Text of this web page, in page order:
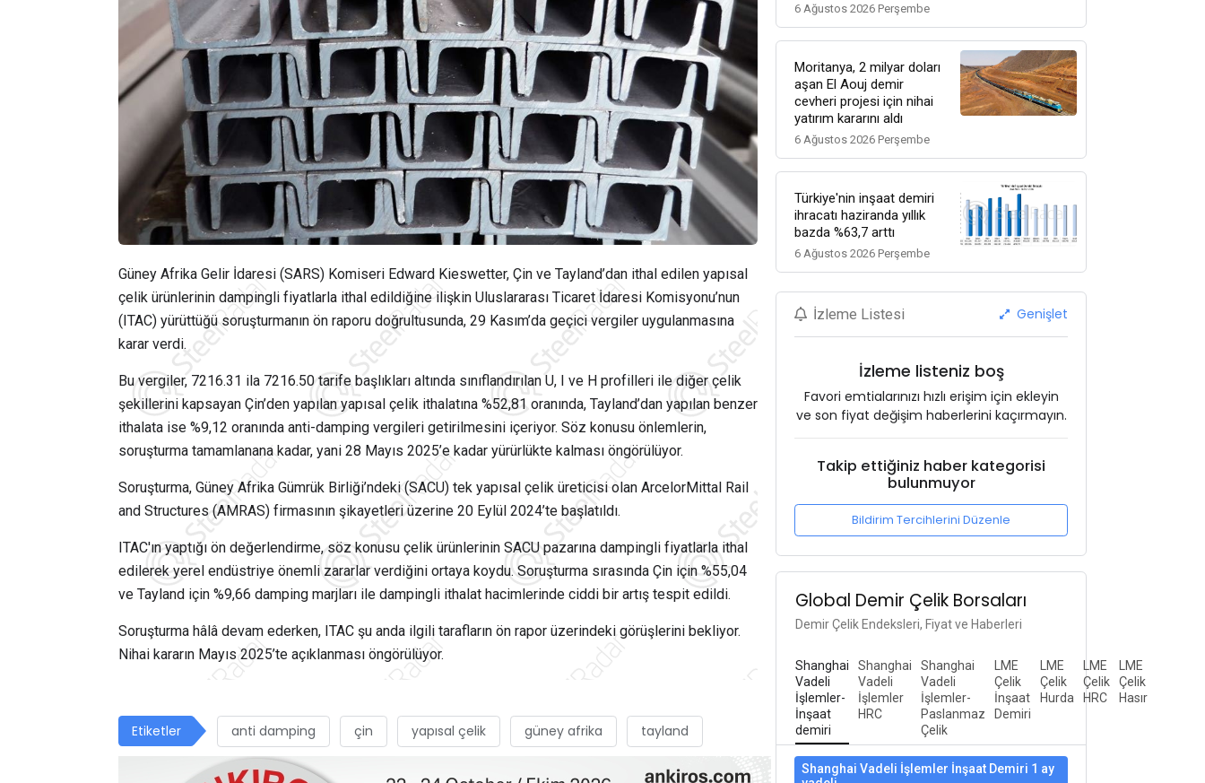
Güney Afrika Gelir İdaresi (SARS) Komiseri Edward Kieswetter, Çin ve Tayland’dan ithal edilen yapısal
çelik ürünlerinin dampingli fiyatlarla ithal edildiğine ilişkin Uluslararası Ticaret İdaresi Komisyonu’nun
(ITAC) yürüttüğü soruşturmanın ön raporu doğrultusunda, 29 Kasım’da geçici vergiler uygulanmasına
karar verdi.
Bu vergiler, 7216.31 ila 7216.50 tarife başlıkları altında sınıflandırılan U, I ve H profilleri ile diğer çelik
şekillerini kapsayan Çin’den yapılan yapısal çelik ithalatına %52,81 oranında, Tayland’dan yapılan benzer
ithalata ise %9,12 oranında anti-damping vergileri getirilmesini içeriyor. Söz konusu önlemlerin,
soruşturma tamamlanana kadar, yani 28 Mayıs 2025’e kadar yürürlükte kalması öngörülüyor.
Soruşturma, Güney Afrika Gümrük Birliği’ndeki (SACU) tek yapısal çelik üreticisi olan ArcelorMittal Rail
and Structures (AMRAS) firmasının şikayetleri üzerine 20 Eylül 2024’te başlatıldı.
ITAC'ın yaptığı ön değerlendirme, söz konusu çelik ürünlerinin SACU pazarına dampingli fiyatlarla ithal
edilerek yerel endüstriye önemli zararlar verdiğini ortaya koydu. Soruşturma sırasında Çin için %55,04
ve Tayland için %9,66 damping marjları ile dampingli ithalat hacimlerinde ciddi bir artış tespit edildi.
Soruşturma hâlâ devam ederken, ITAC şu anda ilgili tarafların ön rapor üzerindeki görüşlerini bekliyor.
Nihai kararın Mayıs 2025’te açıklanması öngörülüyor.
Etiketler anti damping çin yapısal çelik güney afrika tayland
6 Ağustos 2026 Perşembe
Moritanya, 2 milyar doları
aşan El Aouj demir
cevheri projesi için nihai
yatırım kararını aldı
6 Ağustos 2026 Perşembe
Türkiye'nin inşaat demiri
ihracatı haziranda yıllık
bazda %63,7 arttı
6 Ağustos 2026 Perşembe
İzleme Listesi Genişlet
İzleme listeniz boş
Favori emtialarınızı hızlı erişim için ekleyin
ve son fiyat değişim haberlerini kaçırmayın.
Takip ettiğiniz haber kategorisi
bulunmuyor
Bildirim Tercihlerini Düzenle
Global Demir Çelik Borsaları
Demir Çelik Endeksleri, Fiyat ve Haberleri
Shanghai
Vadeli
İşlemler-
İnşaat
demiri
Shanghai
Vadeli
İşlemler
HRC
Shanghai
Vadeli
İşlemler-
Paslanmaz
Çelik
LME
Çelik
İnşaat
Demiri
LME
Çelik
Hurda
LME
Çelik
HRC
LME
Çelik
Hasır
Shanghai Vadeli İşlemler İnşaat Demiri 1 ay